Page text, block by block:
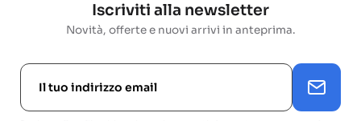
Iscriviti alla newsletter
Novità, offerte e nuovi arrivi in anteprima.